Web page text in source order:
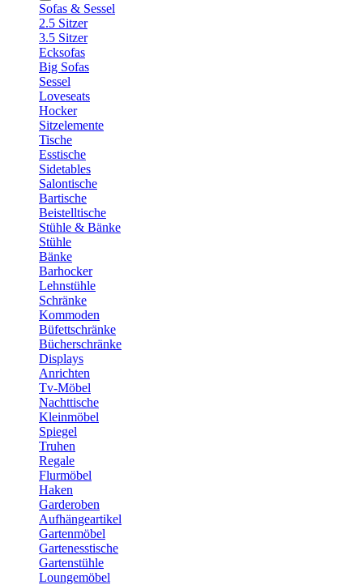
Sofas & Sessel
2.5 Sitzer
3.5 Sitzer
Ecksofas
Big Sofas
Sessel
Loveseats
Hocker
Sitzelemente
Tische
Esstische
Sidetables
Salontische
Bartische
Beistelltische
Stühle & Bänke
Stühle
Bänke
Barhocker
Lehnstühle
Schränke
Kommoden
Büfettschränke
Bücherschränke
Displays
Anrichten
Tv-Möbel
Nachttische
Kleinmöbel
Spiegel
Truhen
Regale
Flurmöbel
Haken
Garderoben
Aufhängeartikel
Gartenmöbel
Gartenesstische
Gartenstühle
Loungemöbel